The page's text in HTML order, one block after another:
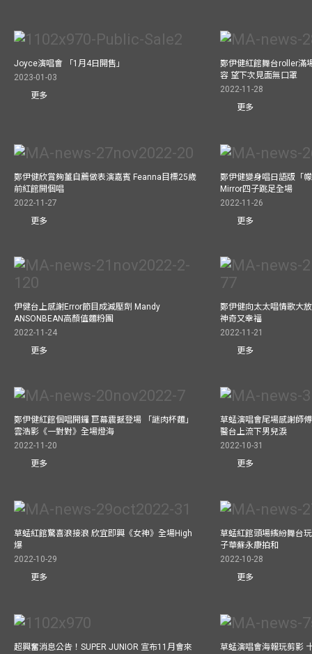
Joyce演唱會 「1月4日開售」
2023-01-03
更多
鄭伊健紅館舞台roller滿
容 望下次見面無口罩
2022-11-28
更多
鄭伊健欣賞夠薑自薦做表演嘉賓 Feanna目標25歲
前紅館開個唱
2022-11-27
更多
鄭伊健變身唱日語版「
Mirror四子跳足全場
2022-11-26
更多
伊健台上感謝Error節目成減壓劑 Mandy
ANSONBEAN高顏值麵粉團
2022-11-24
更多
鄭伊健向太太唱情歌大
神奇又幸福
2022-11-21
更多
鄭伊健紅館個唱開鑼 巨幕震撼登場 「謎肉杯麵」
雲浩影《一對對》全場燈海
2022-11-20
更多
草蜢演唱會尾場感謝師
醫台上流下男兒淚
2022-10-31
更多
草蜢紅館驚喜浪接浪 欣宜即興《女神》全場High
爆
2022-10-29
更多
草蜢紅館頭場繽紛舞台
子華蘇永康拍和
2022-10-28
更多
超興奮消息公告！SUPER JUNIOR 宣布11月會來
草蜢演唱會海報玩剪影